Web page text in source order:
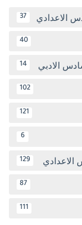
الاعدادي 37
40
الادبي 14
102
121
6
الاعدادي 129
87
111